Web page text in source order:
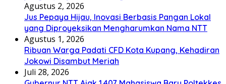
Agustus 2, 2026
Jus Pepaya Hijau, Inovasi Berbasis Pangan Lokal
yang Diproyeksikan Mengharumkan Nama NTT
Agustus 1, 2026
Ribuan Warga Padati CFD Kota Kupang, Kehadiran
Jokowi Disambut Meriah
Juli 28, 2026